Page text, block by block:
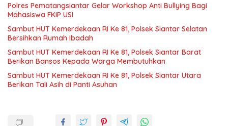
Polres Pematangsiantar Gelar Workshop Anti Bullying Bagi
Mahasiswa FKIP USI
Sambut HUT Kemerdekaan RI Ke 81, Polsek Siantar Selatan
Bersihkan Rumah Ibadah
Sambut HUT Kemerdekaan RI Ke 81, Polsek Siantar Barat
Berikan Bansos Kepada Warga Membutuhkan
Sambut HUT Kemerdekaan RI Ke 81, Polsek Siantar Utara
Berikan Tali Asih di Panti Asuhan